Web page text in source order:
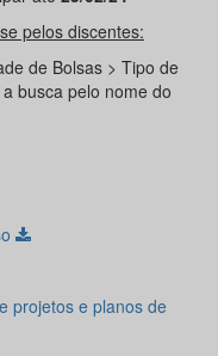
pelos discentes:
de Bolsas > Tipo de
busca pelo nome do
projetos e planos de